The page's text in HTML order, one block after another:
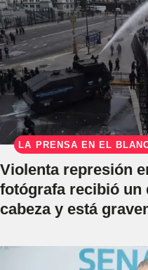
LA PRENSA EN EL
Violenta represión
fotógrafa recibió un
cabeza y está